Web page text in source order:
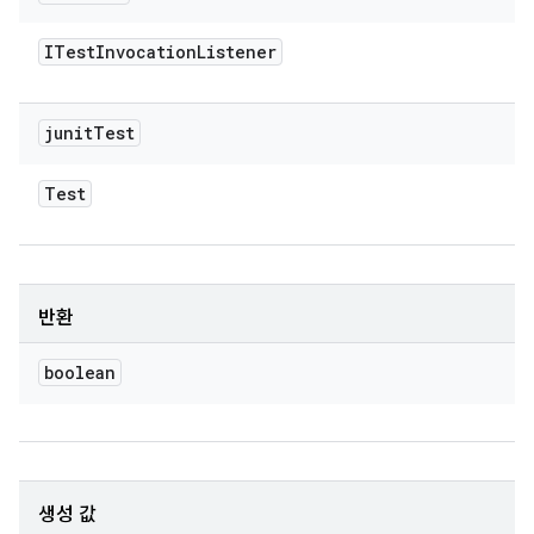
ITestInvocationListener
junitTest
Test
반환
boolean
생성 값